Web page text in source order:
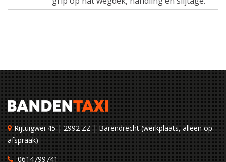
Rijtuigwei 45 | 2992 ZZ | Barendrecht (werkplaats, alleen op
afspraak)
0614799741